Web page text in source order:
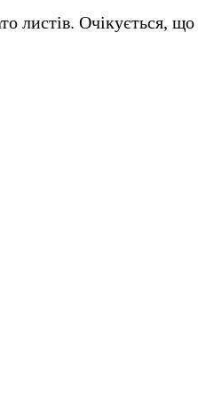
листів. Очікується,